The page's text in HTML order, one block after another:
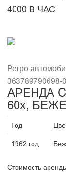
4000 В ЧАС
Ретро-
363789790698-
АРЕНДА
60х,
Год
1962 год
Стоимость